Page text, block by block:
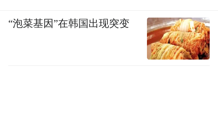
“泡菜基因”在韩国出现突变